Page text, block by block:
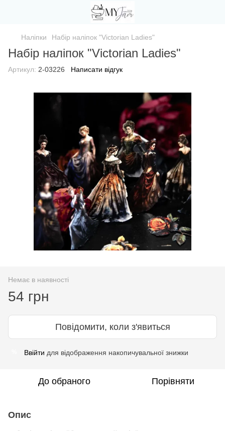
Наліпки Набір наліпок "Victorian Ladies"
Набір наліпок "Victorian Ladies"
Артикул: 2-03226 Написати відгук
Немає в наявності
54 грн
Повідомити, коли з'явиться
Ввійти для відображення накопичувальної знижки
До обраного Порівняти
Опис